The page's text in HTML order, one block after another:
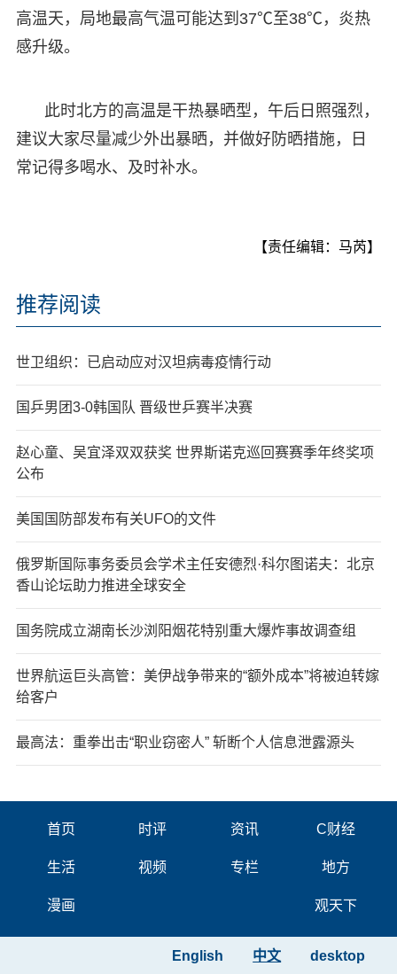
高温天，局地最高气温可能达到37℃至38℃，炎热
感升级。
此时北方的高温是干热暴晒型，午后日照强烈，
建议大家尽量减少外出暴晒，并做好防晒措施，日
常记得多喝水、及时补水。
【责任编辑：马芮】
推荐阅读
世卫组织：已启动应对汉坦病毒疫情行动
国乒男团3-0韩国队 晋级世乒赛半决赛
赵心童、吴宜泽双双获奖 世界斯诺克巡回赛赛季年终奖项
公布
美国国防部发布有关UFO的文件
俄罗斯国际事务委员会学术主任安德烈·科尔图诺夫：北京
香山论坛助力推进全球安全
国务院成立湖南长沙浏阳烟花特别重大爆炸事故调查组
世界航运巨头高管：美伊战争带来的“额外成本”将被迫转嫁
给客户
最高法：重拳出击“职业窃密人” 斩断个人信息泄露源头
首页 时评 资讯 C财经
生活 视频 专栏 地方
漫画 观天下
desktop
中文
English